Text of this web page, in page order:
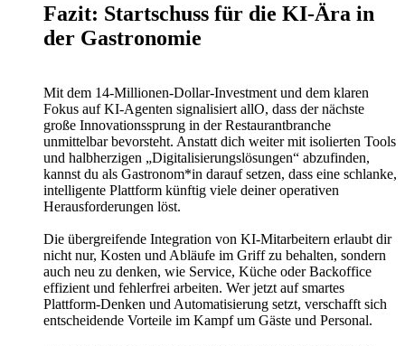
Fazit: Startschuss für die KI-Ära in
der Gastronomie
Mit dem 14-Millionen-Dollar-Investment und dem klaren
Fokus auf KI-Agenten signalisiert allO, dass der nächste
große Innovationssprung in der Restaurantbranche
unmittelbar bevorsteht. Anstatt dich weiter mit isolierten Tools
und halbherzigen „Digitalisierungslösungen“ abzufinden,
kannst du als Gastronom*in darauf setzen, dass eine schlanke,
intelligente Plattform künftig viele deiner operativen
Herausforderungen löst.
Die übergreifende Integration von KI-Mitarbeitern erlaubt dir
nicht nur, Kosten und Abläufe im Griff zu behalten, sondern
auch neu zu denken, wie Service, Küche oder Backoffice
effizient und fehlerfrei arbeiten. Wer jetzt auf smartes
Plattform-Denken und Automatisierung setzt, verschafft sich
entscheidende Vorteile im Kampf um Gäste und Personal.